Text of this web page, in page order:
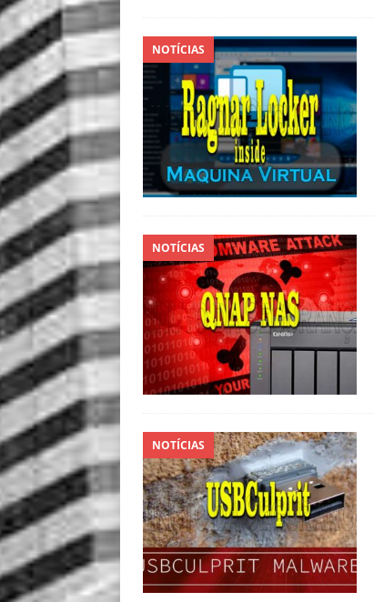
NOTÍCIAS
NOTÍCIAS
NOTÍCIAS